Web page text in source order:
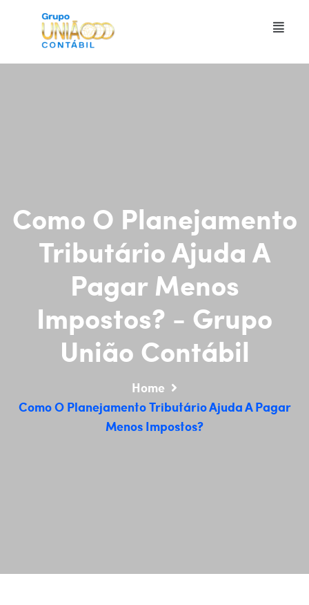
Como O Planejamento
Tributário Ajuda A
Pagar Menos
Impostos? - Grupo
União Contábil
Home
Como O Planejamento Tributário Ajuda A Pagar
Menos Impostos?